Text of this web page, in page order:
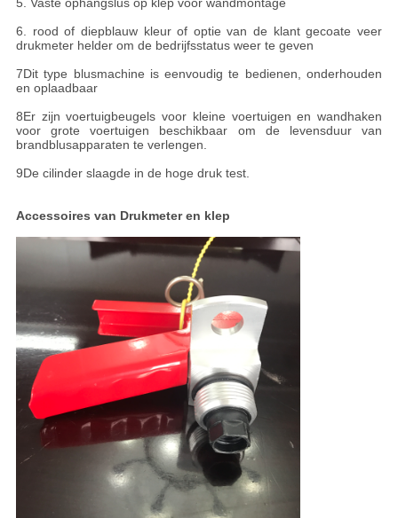
5. Vaste ophangslus op klep voor wandmontage
6. rood of diepblauw kleur of optie van de klant gecoate veer
drukmeter helder om de bedrijfsstatus weer te geven
7Dit type blusmachine is eenvoudig te bedienen, onderhouden
en oplaadbaar
8Er zijn voertuigbeugels voor kleine voertuigen en wandhaken
voor grote voertuigen beschikbaar om de levensduur van
brandblusapparaten te verlengen.
9De cilinder slaagde in de hoge druk test.
Accessoires van Drukmeter en klep